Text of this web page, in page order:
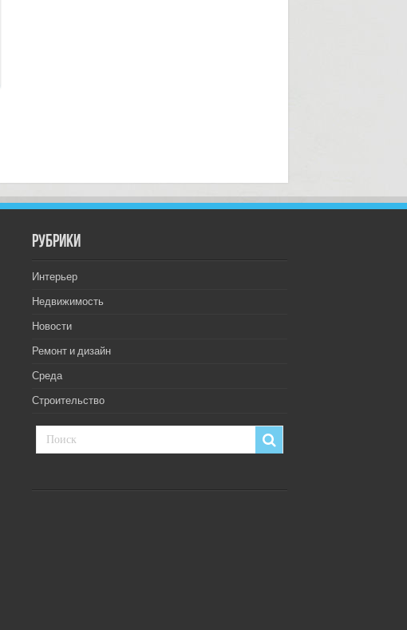
РУбрики
Интерьер
Недвижимость
Новости
Ремонт и дизайн
Среда
Строительство